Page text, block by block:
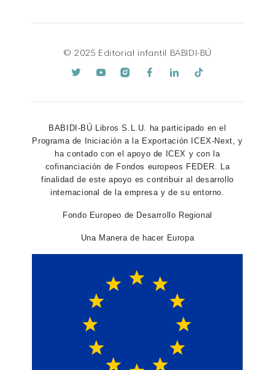
© 2025 Editorial infantil BABIDI-BÚ
BABIDI-BÚ Libros S.L.U. ha participado en el
Programa de Iniciación a la Exportación ICEX-Next, y
ha contado con el apoyo de ICEX y con la
cofinanciación de Fondos europeos FEDER. La
finalidad de este apoyo es contribuir al desarrollo
internacional de la empresa y de su entorno.
Fondo Europeo de Desarrollo Regional
Una Manera de hacer Europa